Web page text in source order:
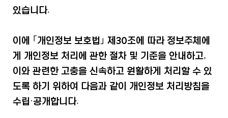
있습니다.
이에 ｢개인정보 보호법｣ 제30조에 따라 정보주체에
게 개인정보 처리에 관한 절차 및 기준을 안내하고,
이와 관련한 고충을 신속하고 원활하게 처리할 수 있
도록 하기 위하여 다음과 같이 개인정보 처리방침을
수립·공개합니다.